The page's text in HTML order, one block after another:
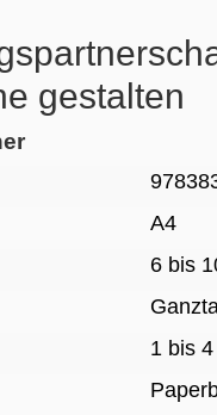
gestalten
A4
6 bis
1 bis 4